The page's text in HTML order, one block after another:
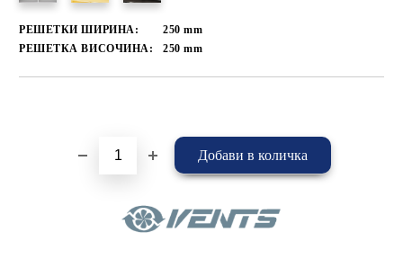
РЕШЕТКИ ШИРИНА: 250mm
РЕШЕТКА ВИСОЧИНА:
250mm